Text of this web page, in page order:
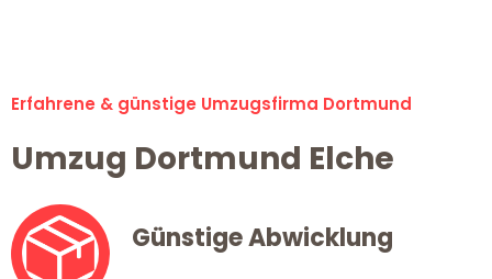
Erfahrene & günstige Umzugsfirma Dortmund
Umzug Dortmund Elche
Günstige Abwicklung